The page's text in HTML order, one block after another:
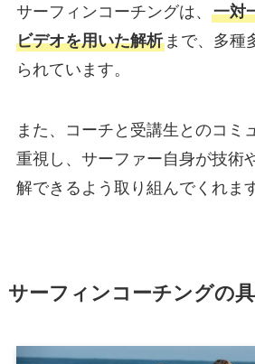
サーフィンコーチングは、 一対
ビデオを用いた解析まで、多種
られています。
また、コーチと受講生とのコミ
重視し、サーファー自身が技術
解できるよう取り組んでくれます
サーフィンコーチングの